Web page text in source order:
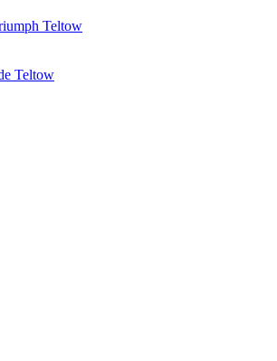
Teltow
Teltow